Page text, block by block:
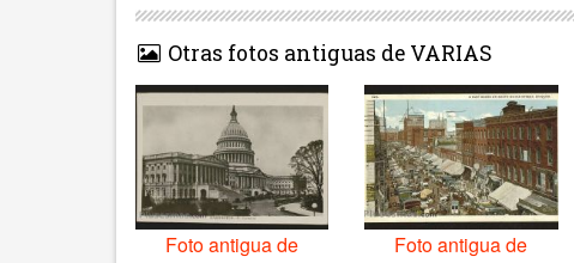
Otras fotos antiguas de VARIAS
Foto antigua de
Foto antigua de